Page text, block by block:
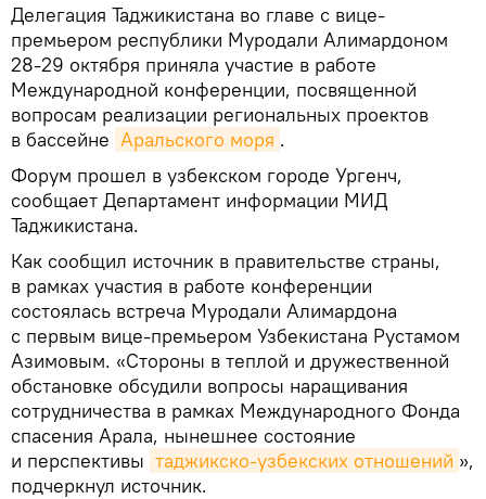
Делегация Таджикистана во главе с вице-
премьером республики Муродали Алимардоном
28-29 октября приняла участие в работе
Международной конференции, посвященной
вопросам реализации региональных проектов
в бассейне Аральского моря .
Форум прошел в узбекском городе Ургенч,
сообщает Департамент информации МИД
Таджикистана.
Как сообщил источник в правительстве страны,
в рамках участия в работе конференции
состоялась встреча Муродали Алимардона
с первым вице-премьером Узбекистана Рустамом
Азимовым. «Стороны в теплой и дружественной
обстановке обсудили вопросы наращивания
сотрудничества в рамках Международного Фонда
спасения Арала, нынешнее состояние
и перспективы таджикско-узбекских отношений »,
подчеркнул источник.